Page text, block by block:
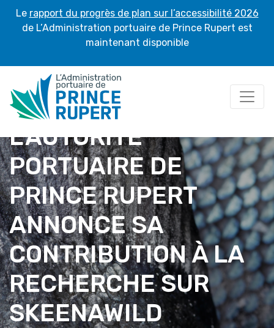
Le rapport du progrès de plan sur l’accessibilité 2026
de L’Administration portuaire de Prince Rupert est
maintenant disponible
L’AUTORITÉ
PORTUAIRE DE
PRINCE RUPERT
ANNONCE SA
CONTRIBUTION À LA
RECHERCHE SUR
SKEENAWILD